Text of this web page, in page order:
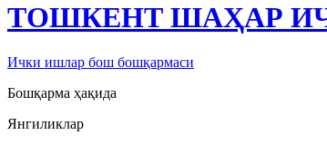
ТОШКЕНТ ШАҲАР
Ички ишлар бош бошқармаси
Бошқарма ҳақида
Янгиликлар